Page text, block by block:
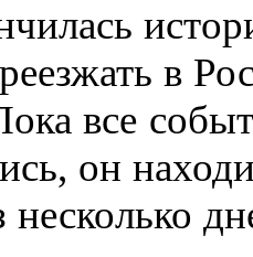
в
все
он
несколько